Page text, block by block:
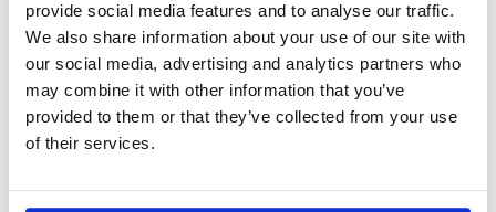
provide social media features and to analyse our traffic.
We also share information about your use of our site with
our social media, advertising and analytics partners who
may combine it with other information that you’ve
provided to them or that they’ve collected from your use
of their services.
Over ons
Visie & Missie
Organisatie